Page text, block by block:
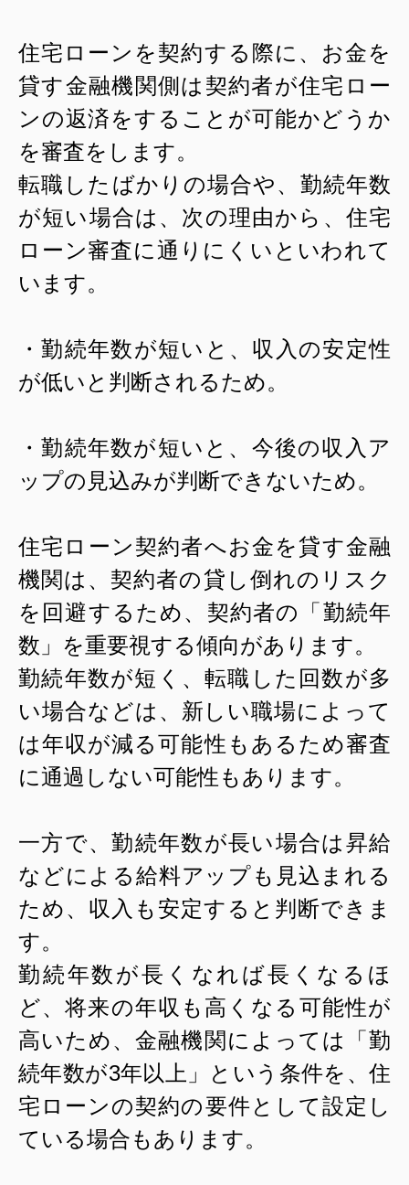
住宅ローンを契約する際に、お金を
貸す金融機関側は契約者が住宅ロー
ンの返済をすることが可能かどうか
を審査をします。
転職したばかりの場合や、勤続年数
が短い場合は、次の理由から、住宅
ローン審査に通りにくいといわれて
います。
・勤続年数が短いと、収入の安定性
が低いと判断されるため。
・勤続年数が短いと、今後の収入ア
ップの見込みが判断できないため。
住宅ローン契約者へお金を貸す金融
機関は、契約者の貸し倒れのリスク
を回避するため、契約者の「勤続年
数」を重要視する傾向があります。
勤続年数が短く、転職した回数が多
い場合などは、新しい職場によって
は年収が減る可能性もあるため審査
に通過しない可能性もあります。
一方で、勤続年数が長い場合は昇給
などによる給料アップも見込まれる
ため、収入も安定すると判断できま
す。
勤続年数が長くなれば長くなるほ
ど、将来の年収も高くなる可能性が
高いため、金融機関によっては「勤
続年数が3年以上」という条件を、住
宅ローンの契約の要件として設定し
ている場合もあります。